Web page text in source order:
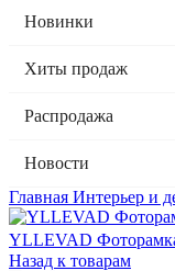
Новинки
Хиты продаж
Распродажа
Новости
Главная Интерьер и
YLLEVAD
Назад к товарам